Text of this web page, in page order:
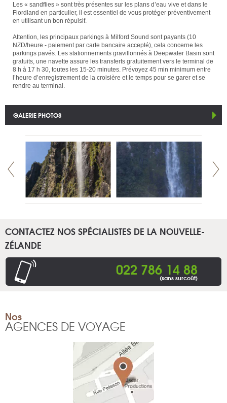
Les « sandflies » sont très présentes sur les plans d’eau vive et dans le
Fiordland en particulier, il est essentiel de vous protéger préventivement
en utilisant un bon répulsif.
Attention, les principaux parkings à Milford Sound sont payants (10
NZD/heure - paiement par carte bancaire accepté), cela concerne les
parkings pavés. Les stationnements gravillonnés à Deepwater Basin sont
gratuits, une navette assure les transferts gratuitement vers le terminal de
8 h à 17 h 30, toutes les 15-20 minutes. Prévoyez 45 min minimum entre
l’heure d’enregistrement de la croisière et le temps pour se garer et se
rendre au terminal.
GALERIE PHOTOS
CONTACTEZ NOS SPÉCIALISTES DE LA NOUVELLE-
ZÉLANDE
022 786 14 88
(sans surcoût)
Nos
AGENCES DE VOYAGE